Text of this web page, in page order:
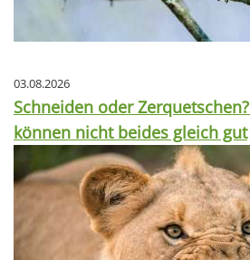
03.08.2026
Schneiden oder
können nicht beides gleich gut